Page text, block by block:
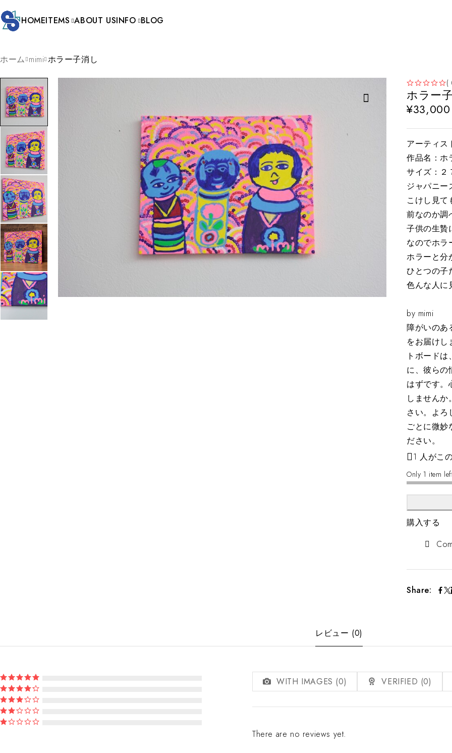
HOMEITEMS ABOUT USINFO BLOG
ホーム mimi ホラー子消し
(
ホラー
¥33,000
アーティス
作品名：ホ
サイズ：２
ジャパニー
こけし見て
前なのか調
子供の生贄
なのでホラ
ホラーと分
ひとつの子
色んな人に
by mimi
障がいのあ
をお届け
トボード
に、彼らの
はずです。
しません
さい。よ
ごとに微妙
ださい。
1 人がこ
Only 1 item
数
購入する
Share:
レビュー (0)
WITH IMAGES (0) VERIFIED (0)
There are no reviews yet.